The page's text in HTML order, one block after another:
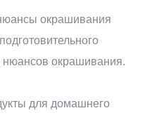
окрашивания
окрашивания.
для домашнего